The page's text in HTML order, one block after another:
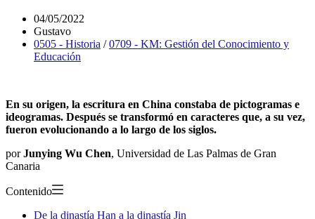
04/05/2022
Gustavo
0505 - Historia /0709 - KM: Gestión del Conocimiento y
Educación
En su origen, la escritura en China constaba de pictogramas e
ideogramas. Después se transformó en caracteres que, a su vez,
fueron evolucionando a lo largo de los siglos.
porJunying Wu Chen, Universidad de Las Palmas de Gran
Canaria
Contenido
De la dinastía Han a la dinastía Jin